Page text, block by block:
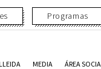
Programas
MEDIA ÁREA SOCIA